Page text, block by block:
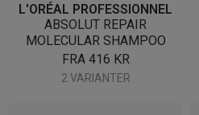
L'ORÉAL PROFESSIONNEL
ABSOLUT REPAIR
MOLECULAR SHAMPOO
FRA 416 KR
2 VARIANTER